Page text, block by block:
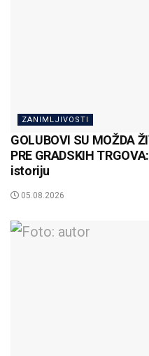
ZANIMLJIVOSTI
GOLUBOVI SU MOŽDA
PRE GRADSKIH
istoriju
05.08.2026